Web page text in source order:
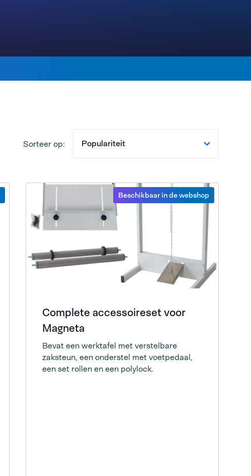
Sorteer op: Populariteit
Beschikbaar in de webshop
Complete accessoireset voor
Magneta
Bevat een werktafel met verstelbare
zaksteun, een onderstel met voetpedaal,
een set rollen en een polylock.